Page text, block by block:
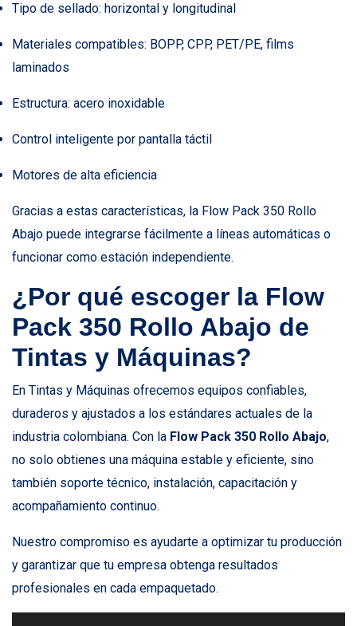
Tipo de sellado: horizontal y longitudinal
Materiales compatibles: BOPP, CPP, PET/PE, films
laminados
Estructura: acero inoxidable
Control inteligente por pantalla táctil
Motores de alta eficiencia
Gracias a estas características, la Flow Pack 350 Rollo
Abajo puede integrarse fácilmente a líneas automáticas o
funcionar como estación independiente.
¿Por qué escoger la Flow
Pack 350 Rollo Abajo de
Tintas y Máquinas?
En Tintas y Máquinas ofrecemos equipos confiables,
duraderos y ajustados a los estándares actuales de la
industria colombiana. Con la Flow Pack 350 Rollo Abajo,
no solo obtienes una máquina estable y eficiente, sino
también soporte técnico, instalación, capacitación y
acompañamiento continuo.
Nuestro compromiso es ayudarte a optimizar tu producción
y garantizar que tu empresa obtenga resultados
profesionales en cada empaquetado.